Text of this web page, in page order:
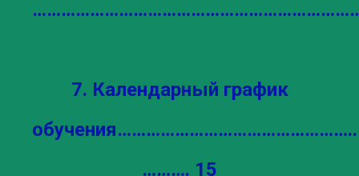
7. Календарный график
обучения…………………………………………..
………. 15